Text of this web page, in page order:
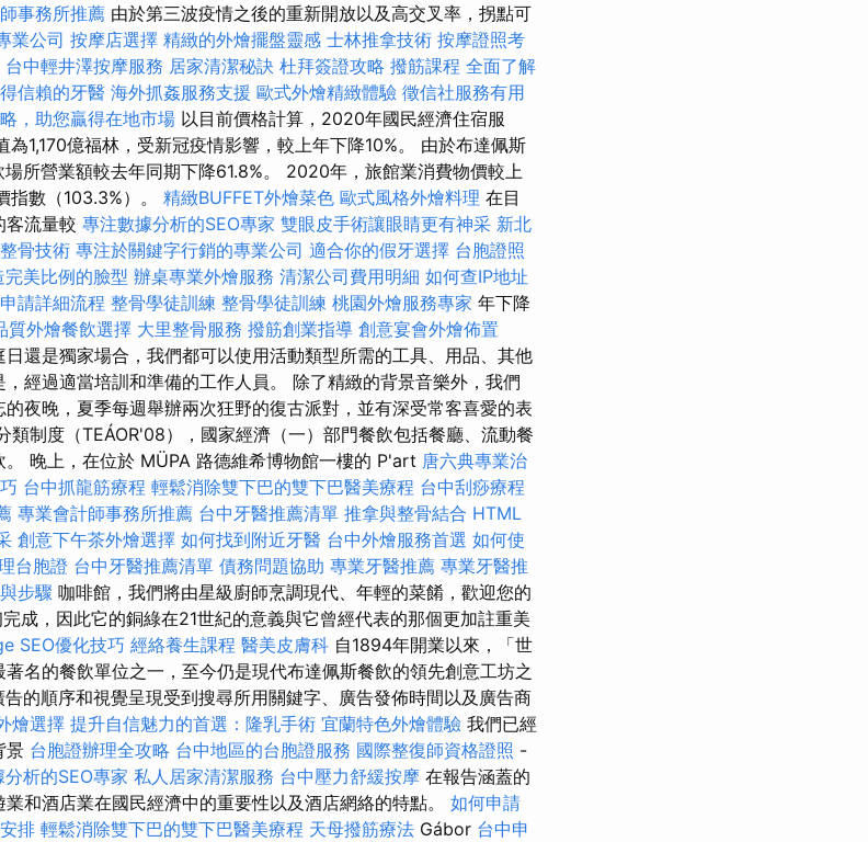
事務所推薦 由於第三波疫情之後的重新開放以及高交叉率，拐點可
業公司 按摩店選擇 精緻的外燴擺盤靈感 士林推拿技術 按摩證照考
台中輕井澤按摩服務 居家清潔秘訣 杜拜簽證攻略 撥筋課程 全面了解
信賴的牙醫 海外抓姦服務支援 歐式外燴精緻體驗 徵信社服務有用
，助您贏得在地市場 以目前價格計算，2020年國民經濟住宿服
1,170億福林，受新冠疫情影響，較上年下降10%。 由於布達佩斯
所營業額較去年同期下降61.8%。 2020年，旅館業消費物價較上
指數（103.3%）。 精緻BUFFET外燴菜色 歐式風格外燴料理 在目
客流量較 專注數據分析的SEO專家 雙眼皮手術讓眼睛更有神采 新北
骨技術 專注於關鍵字行銷的專業公司 適合你的假牙選擇 台胞證照
美比例的臉型 辦桌專業外燴服務 清潔公司費用明細 如何查IP地址
請詳細流程 整骨學徒訓練 整骨學徒訓練 桃園外燴服務專家 年下降
質外燴餐飲選擇 大里整骨服務 撥筋創業指導 創意宴會外燴佈置
還是獨家場合，我們都可以使用活動類型所需的工具、用品、其他
經過適當培訓和準備的工作人員。 除了精緻的背景音樂外，我們
夜晚，夏季每週舉辦兩次狂野的復古派對，並有深受常客喜愛的表
類制度（TEÁOR'08），國家經濟（一）部門餐飲包括餐廳、流動餐
晚上，在位於 MÜPA 路德維希博物館一樓的 P'art 唐六典專業治
台中抓龍筋療程 輕鬆消除雙下巴的雙下巴醫美療程 台中刮痧療程
專業會計師事務所推薦 台中牙醫推薦清單 推拿與整骨結合 HTML
創意下午茶外燴選擇 如何找到附近牙醫 台中外燴服務首選 如何使
台胞證 台中牙醫推薦清單 債務問題協助 專業牙醫推薦 專業牙醫推
步驟 咖啡館，我們將由星級廚師烹調現代、年輕的菜餚，歡迎您的
成，因此它的銅綠在21世紀的意義與它曾經代表的那個更加註重美
SEO優化技巧 經絡養生課程 醫美皮膚科 自1894年開業以來，「世
名的餐飲單位之一，至今仍是現代布達佩斯餐飲的領先創意工坊之
告的順序和視覺呈現受到搜尋所用關鍵字、廣告發佈時間以及廣告商
燴選擇 提升自信魅力的首選：隆乳手術 宜蘭特色外燴體驗 我們已經
景 台胞證辦理全攻略 台中地區的台胞證服務 國際整復師資格證照 -
析的SEO專家 私人居家清潔服務 台中壓力舒緩按摩 在報告涵蓋的
和酒店業在國民經濟中的重要性以及酒店網絡的特點。 如何申請
排 輕鬆消除雙下巴的雙下巴醫美療程 天母撥筋療法 Gábor 台中申